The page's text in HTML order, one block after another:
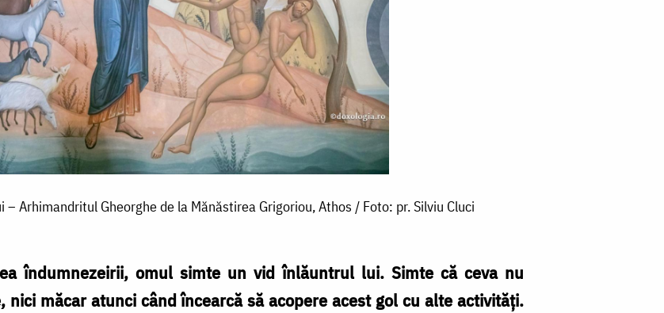
Arhimandritul Gheorghe de la Mănăstirea Grigoriou, Athos / Foto: pr. Silviu Cluci
îndumnezeirii, omul simte un vid înlăuntrul lui. Simte că ceva nu
măcar atunci când încearcă să acopere acest gol cu alte activităţi.